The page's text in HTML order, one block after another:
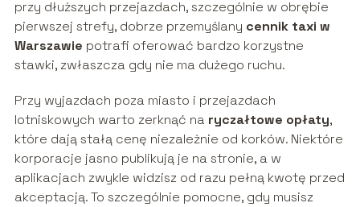
przy dłuższych przejazdach, szczególnie w obrębie
pierwszej strefy, dobrze przemyślany cennik taxi w
Warszawie potrafi oferować bardzo korzystne
stawki, zwłaszcza gdy nie ma dużego ruchu.
Przy wyjazdach poza miasto i przejazdach
lotniskowych warto zerknąć na ryczałtowe opłaty,
które dają stałą cenę niezależnie od korków. Niektóre
korporacje jasno publikują je na stronie, a w
aplikacjach zwykle widzisz od razu pełną kwotę przed
akceptacją. To szczególnie pomocne, gdy musisz